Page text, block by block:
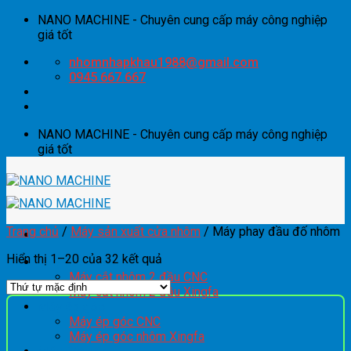
Skip
NANO MACHINE - Chuyên cung cấp máy công nghiệp
giá tốt
nhomnhapkhau1988@gmail.com
0945.667.667
NANO MACHINE - Chuyên cung cấp máy công nghiệp
giá tốt
Máy cắt nhôm 2 đầu
Máy cắt nhôm 2 đầu CNC
Máy cắt nhôm 2 đầu Xingfa
Máy ép góc CNC
Máy ép góc nhôm Xingfa
Trang chủ / Máy sản xuất cửa nhôm / Máy phay đầu đố nhôm
Hiển thị 1–20 của 32 kết quả